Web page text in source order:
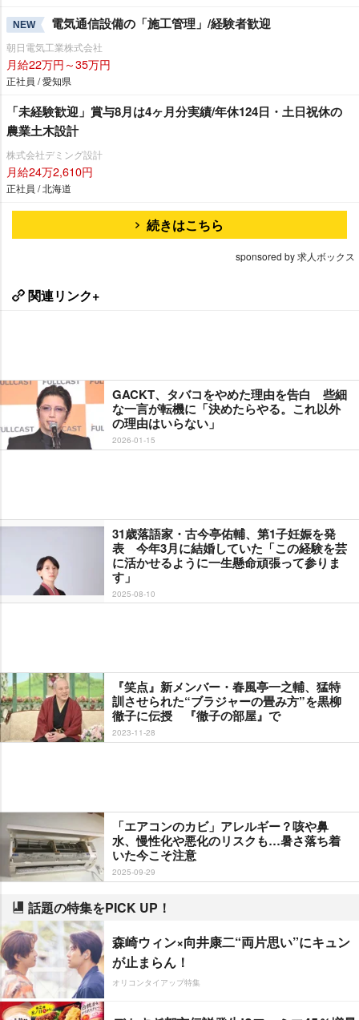
NEW 電気通信設備の「施工管理」/経験者歓迎
朝日電気工業株式会社
月給22万円～35万円
正社員 / 愛知県
「未経験歓迎」賞与8月は4ヶ月分実績/年休124日・土日祝休の
農業土木設計
株式会社デミング設計
月給24万2,610円
正社員 / 北海道
続きはこちら
sponsored by 求人ボックス
関連リンク+
GACKT、タバコをやめた理由を告白 些細
な一言が転機に「決めたらやる。これ以外
の理由はいらない」
2026-01-15
31歳落語家・古今亭佑輔、第1子妊娠を発
表 今年3月に結婚していた「この経験を芸
に活かせるように一生懸命頑張って参りま
す」
2025-08-10
『笑点』新メンバー・春風亭一之輔、猛特
訓させられた“ブラジャーの畳み方”を黒柳
徹子に伝授 『徹子の部屋』で
2023-11-28
「エアコンのカビ」アレルギー？咳や鼻
水、慢性化や悪化のリスクも…暑さ落ち着
いた今こそ注意
2025-09-29
話題の特集をPICK UP！
森崎ウィン×向井康二“両片思い”にキュン
が止まらん！
オリコンタイアップ特集